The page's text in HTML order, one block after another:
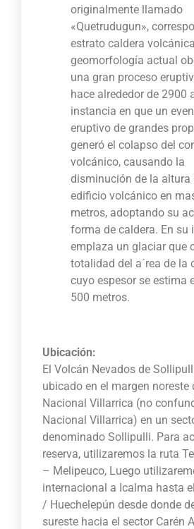
originalmente llamado
«Quetrudugun»,
estrato caldera
geomorfología actual
una gran proceso
hace alrededor de 2900
instancia en que un
eruptivo de grandes
generó el colapso del
volcánico, causando la
disminución de la altura
edificio volcánico en
metros, adoptando su
forma de caldera. En su
emplaza un glaciar que
totalidad del a´rea de la
cuyo espesor se estima
500 metros.
Ubicación:
El Volcán Nevados de
ubicado en el margen noreste
Nacional Villarrica (no
Nacional Villarrica) en un
denominado Sollipulli. Para
reserva, utilizaremos la ruta
– Melipeuco, Luego
internacional a Icalma hasta
/ Huechelepún desde donde
sureste hacia el sector Carén